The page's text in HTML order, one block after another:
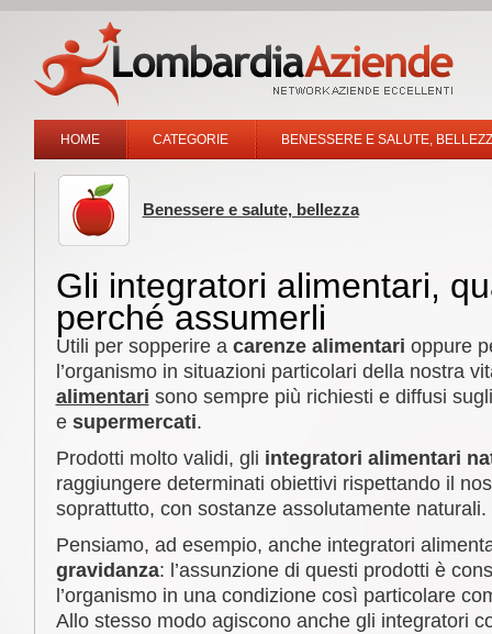
HOME CATEGORIE BENESSERE E SALUTE,
Benessere e salute, bellezza
Gli integratori alimentari,
perché assumerli
Utili per sopperire a carenze alimentari oppure
l’organismo in situazioni particolari della nostra
alimentari sono sempre più richiesti e diffusi
e supermercati.
Prodotti molto validi, gli integratori alimentari
raggiungere determinati obiettivi rispettando il
soprattutto, con sostanze assolutamente naturali.
Pensiamo, ad esempio, anche integratori
gravidanza: l’assunzione di questi prodotti è
l’organismo in una condizione così particolare
Allo stesso modo agiscono anche gli integratori